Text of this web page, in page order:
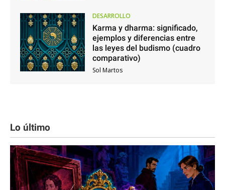
DESARROLLO
Karma y dharma: significado,
ejemplos y diferencias entre
las leyes del budismo (cuadro
comparativo)
Sol Martos
Lo último